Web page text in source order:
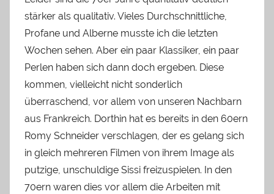
stärker als qualitativ. Vieles Durchschnittliche,
Profane und Alberne musste ich die letzten
Wochen sehen. Aber ein paar Klassiker, ein paar
Perlen haben sich dann doch ergeben. Diese
kommen, vielleicht nicht sonderlich
überraschend, vor allem von unseren Nachbarn
aus Frankreich. Dorthin hat es bereits in den 60ern
Romy Schneider verschlagen, der es gelang sich
in gleich mehreren Filmen von ihrem Image als
putzige, unschuldige Sissi freizuspielen. In den
70ern waren dies vor allem die Arbeiten mit